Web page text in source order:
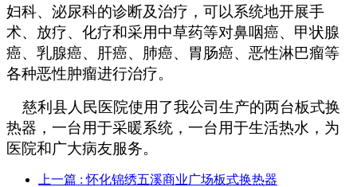
妇科、泌尿科的诊断及治疗，可以系统地开展手
术、放疗、化疗和采用中草药等对鼻咽癌、甲状腺
癌、乳腺癌、肝癌、肺癌、胃肠癌、恶性淋巴瘤等
各种恶性肿瘤进行治疗。
慈利县人民医院使用了我公司生产的两台板式换
热器，一台用于采暖系统，一台用于生活热水，为
医院和广大病友服务。
上一篇 : 怀化锦绣五溪商业广场板式换热器